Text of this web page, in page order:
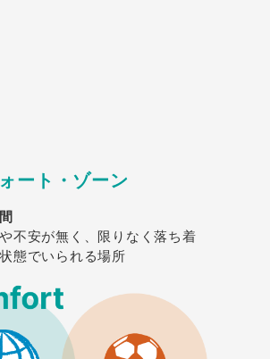
ート・ゾーン
不安が無く、限りなく落ち着
態でいられる場所